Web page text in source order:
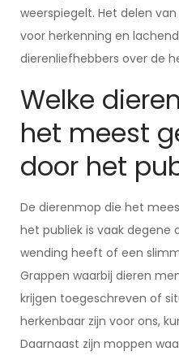
weerspiegelt. Het delen
voor herkenning en
dierenliefhebbers over de
Welke
het meest
door het
De dierenmop die het
het publiek is vaak degene
wending heeft of een
Grappen waarbij dieren
krijgen toegeschreven of
herkenbaar zijn voor ons,
Daarnaast zijn moppen